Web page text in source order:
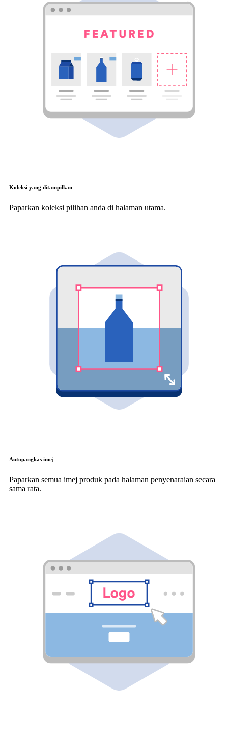
Koleksi yang ditampilkan
Paparkan koleksi pilihan anda di halaman utama.
Autopangkas imej
Paparkan semua imej produk pada halaman penyenaraian secara
sama rata.